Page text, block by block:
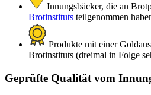
Innungsbäcker, die an
Brotinstituts teilgenommen
Produkte mit einer
Brotinstituts (dreimal in Folge
Geprüfte Qualität vom